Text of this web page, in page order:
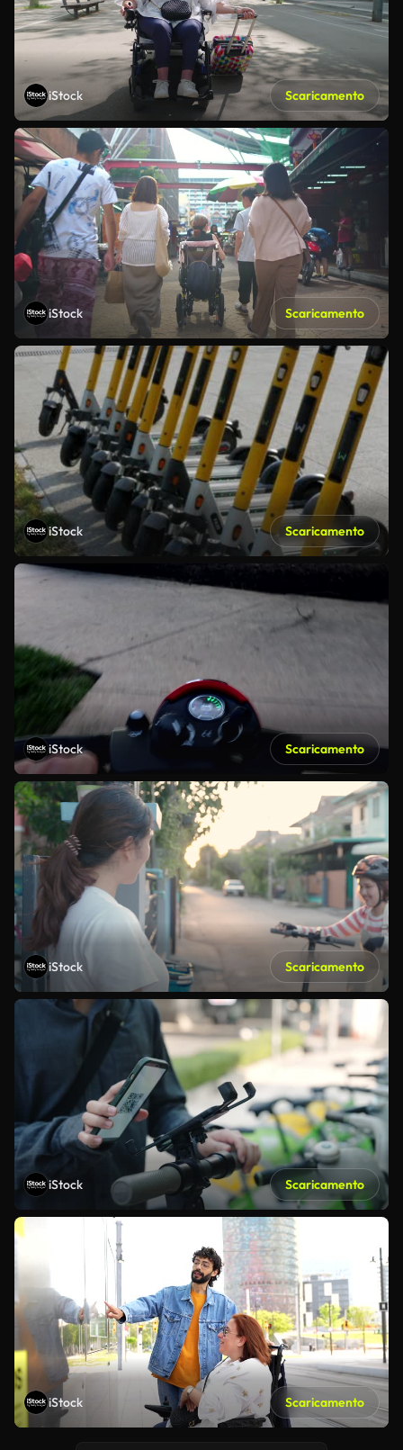
iStock Scaricamento
iStock Scaricamento
iStock Scaricamento
iStock Scaricamento
iStock Scaricamento
iStock Scaricamento
iStock Scaricamento